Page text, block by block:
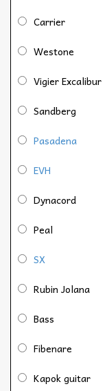
Carrier
Westone
Vigier Excalibur
Sandberg
Pasadena
EVH
Dynacord
Peal
SX
Rubin Jolana
Bass
Fibenare
Kapok guitar